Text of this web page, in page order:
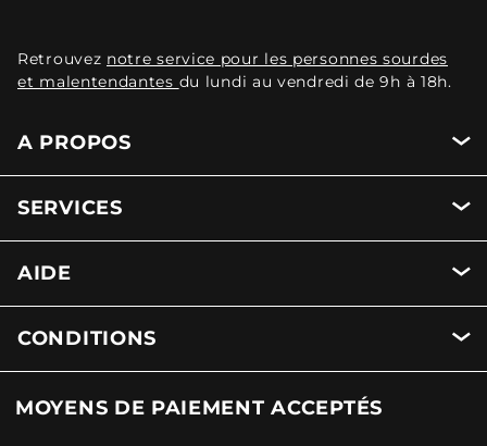
Retrouvez notre service pour les personnes sourdes
et malentendantes du lundi au vendredi de 9h à 18h.
A PROPOS
SERVICES
AIDE
CONDITIONS
MOYENS DE PAIEMENT ACCEPTÉS